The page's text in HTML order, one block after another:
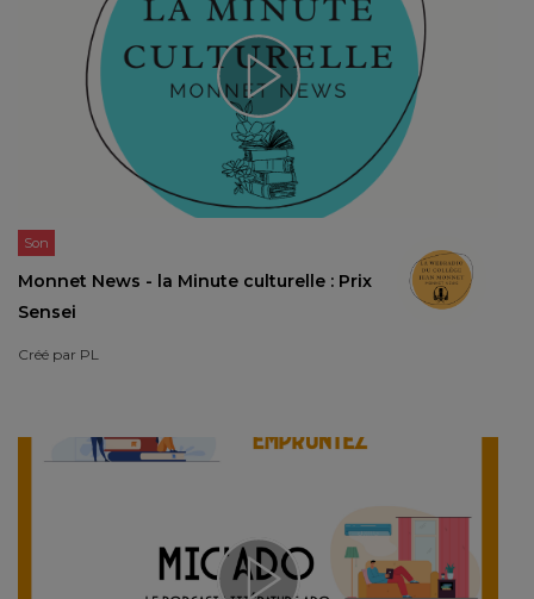
Son
Monnet News - la Minute culturelle : Prix
Sensei
Créé par PL